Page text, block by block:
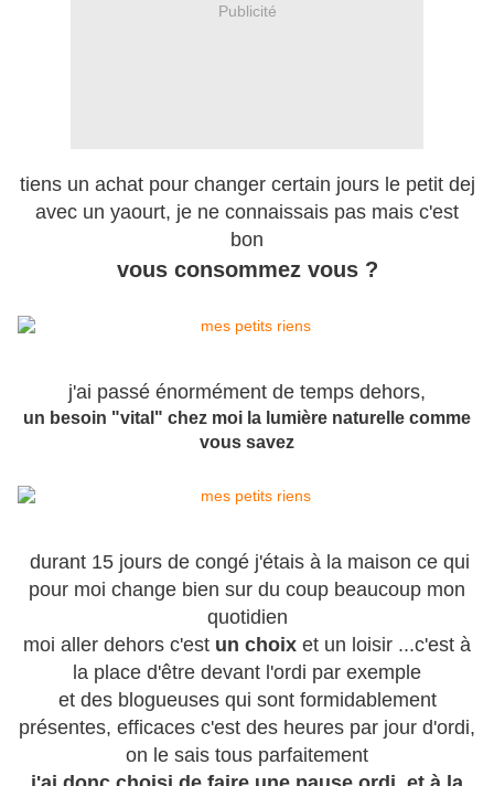
Publicité
tiens un achat pour changer certain jours le petit dej
avec un yaourt, je ne connaissais pas mais c'est
bon
vous consommez vous ?
j'ai passé énormément de temps dehors,
un besoin "vital" chez moi la lumière naturelle comme
vous savez
durant 15 jours de congé j'étais à la maison ce qui
pour moi change bien sur du coup beaucoup mon
quotidien
moi aller dehors c'est un choix et un loisir ...c'est à
la place d'être devant l'ordi par exemple
et des blogueuses qui sont formidablement
présentes, efficaces c'est des heures par jour d'ordi,
on le sais tous parfaitement